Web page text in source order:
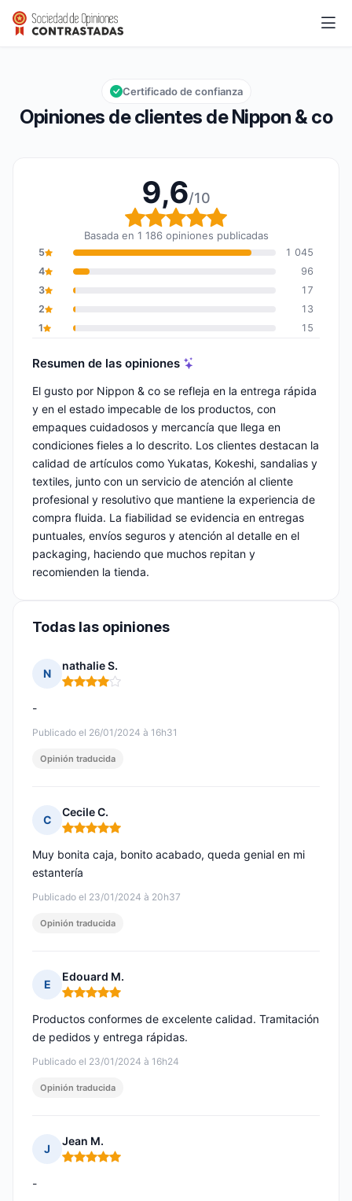
Nippon & co
Calificación global: 9,6 de 10
9,6/10
Opiniones de clientes de Nippon & co
Certificado de confianza
9,6/10
Calificación global: 9,6
Basada en 1 186 opiniones publicadas
5
1 045
4
96
3
17
2
13
1
15
Resumen de las opiniones
El gusto por Nippon & co se refleja en la entrega rápida
y en el estado impecable de los productos, con
empaques cuidadosos y mercancía que llega en
condiciones fieles a lo descrito. Los clientes destacan la
calidad de artículos como Yukatas, Kokeshi, sandalias y
textiles, junto con un servicio de atención al cliente
profesional y resolutivo que mantiene la experiencia de
compra fluida. La fiabilidad se evidencia en entregas
puntuales, envíos seguros y atención al detalle en el
packaging, haciendo que muchos repitan y
recomienden la tienda.
Todas las opiniones
N
nathalie S.
Nota: 4 de 5
Publicado el 26/01/2024 à 16h31
-
Opinión traducida
C
Cecile C.
Nota: 5 de 5
Publicado el 23/01/2024 à 20h37
Muy bonita caja, bonito acabado, queda genial en mi
estantería
Opinión traducida
E
Edouard M.
Nota: 5 de 5
Publicado el 23/01/2024 à 16h24
Productos conformes de excelente calidad. Tramitación
de pedidos y entrega rápidas.
Opinión traducida
J
Jean M.
Nota: 5 de 5
-